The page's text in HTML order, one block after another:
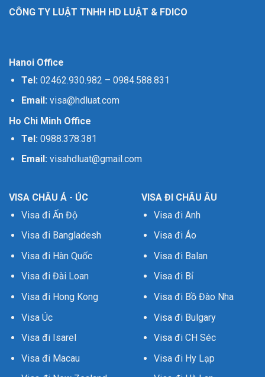
CÔNG TY LUẬT TNHH HD LUẬT & FDICO
Hanoi Office
Tel: 02462.930.982 – 0984.588.831
Email: visa@hdluat.com
Ho Chi Minh Office
Tel: 0988.378.381
Email: visahdluat@gmail.com
VISA CHÂU Á - ÚC
Visa đi Ấn Độ
Visa đi Bangladesh
Visa đi Hàn Quốc
Visa đi Đài Loan
Visa đi Hong Kong
Visa Úc
Visa đi Isarel
Visa đi Macau
VISA ĐI CHÂU ÂU
Visa đi Anh
Visa đi Áo
Visa đi Balan
Visa đi Bỉ
Visa đi Bồ Đào Nha
Visa đi Bulgary
Visa đi CH Séc
Visa đi Hy Lạp